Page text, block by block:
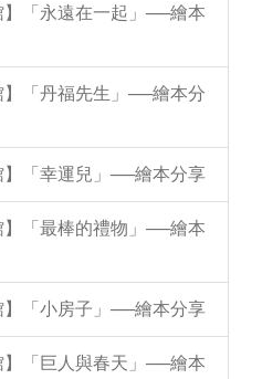
「永遠在一起」──繪本
「丹福先生」──繪本分
「幸運兒」──繪本分享
「最棒的禮物」──繪本
「小房子」──繪本分享
「巨人與春天」──繪本